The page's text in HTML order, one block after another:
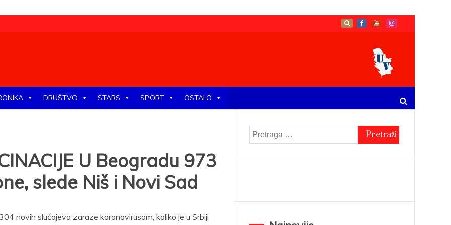
DRUŠTVO STARS SPORT OSTALO
U Beogradu 973
slede Niš i Novi Sad
novih slučajeva zaraze koronavirusom, koliko je u Srbiji
Pretraga
za: